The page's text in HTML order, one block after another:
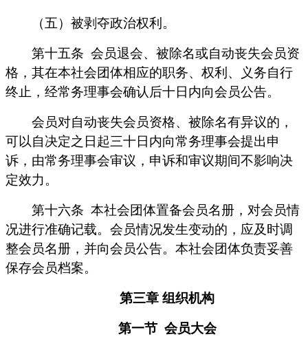
（五）被剥夺政治权利。
第十五条 会员退会、被除名或自动丧失会员资
格，其在本社会团体相应的职务、权利、义务自行
终止，经常务理事会确认后十日内向会员公告。
会员对自动丧失会员资格、被除名有异议的，
可以自决定之日起三十日内向常务理事会提出申
诉，由常务理事会审议，申诉和审议期间不影响决
定效力。
第十六条 本社会团体置备会员名册，对会员情
况进行准确记载。会员情况发生变动的，应及时调
整会员名册，并向会员公告。本社会团体负责妥善
保存会员档案。
第三章 组织机构
第一节 会员大会